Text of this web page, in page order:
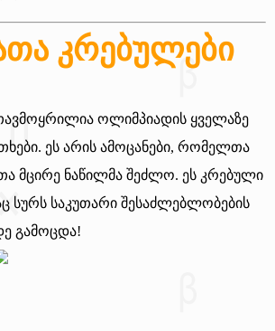
კრებულები
ოლიმპიადის ყველაზე
ეს არის ამოცანები, რომელთა
მცირე ნაწილმა შეძლო. ეს კრებული
სურს საკუთარი შესაძლებლობების
გამოცდა!